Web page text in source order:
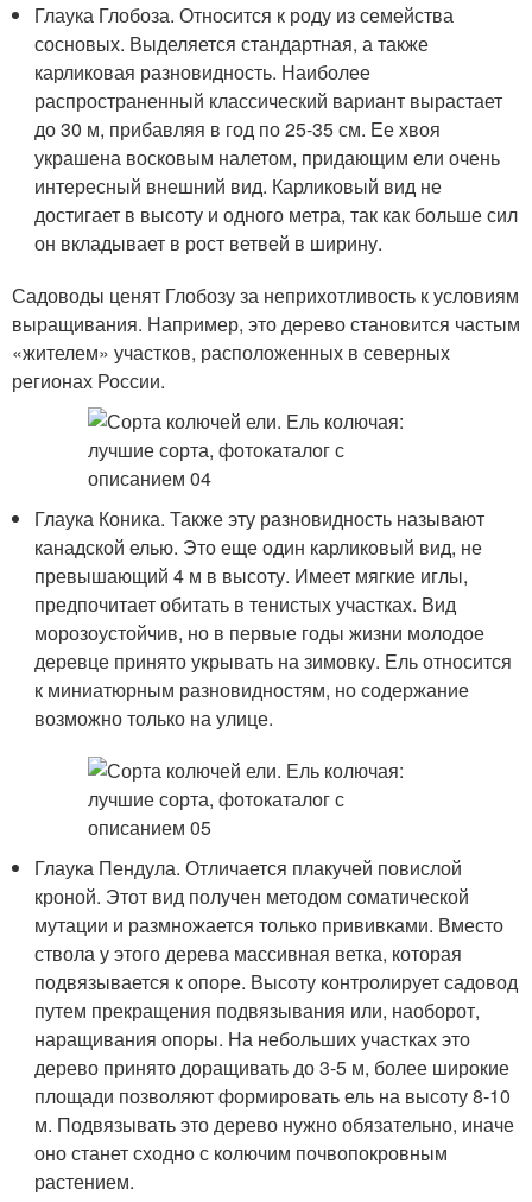
Глаука Глобоза. Относится к роду из семейства
сосновых. Выделяется стандартная, а также
карликовая разновидность. Наиболее
распространенный классический вариант вырастает
до 30 м, прибавляя в год по 25-35 см. Ее хвоя
украшена восковым налетом, придающим ели очень
интересный внешний вид. Карликовый вид не
достигает в высоту и одного метра, так как больше сил
он вкладывает в рост ветвей в ширину.
Садоводы ценят Глобозу за неприхотливость к условиям
выращивания. Например, это дерево становится частым
«жителем» участков, расположенных в северных
регионах России.
Глаука Коника. Также эту разновидность называют
канадской елью. Это еще один карликовый вид, не
превышающий 4 м в высоту. Имеет мягкие иглы,
предпочитает обитать в тенистых участках. Вид
морозоустойчив, но в первые годы жизни молодое
деревце принято укрывать на зимовку. Ель относится
к миниатюрным разновидностям, но содержание
возможно только на улице.
Глаука Пендула. Отличается плакучей повислой
кроной. Этот вид получен методом соматической
мутации и размножается только прививками. Вместо
ствола у этого дерева массивная ветка, которая
подвязывается к опоре. Высоту контролирует садовод
путем прекращения подвязывания или, наоборот,
наращивания опоры. На небольших участках это
дерево принято доращивать до 3-5 м, более широкие
площади позволяют формировать ель на высоту 8-10
м. Подвязывать это дерево нужно обязательно, иначе
оно станет сходно с колючим почвопокровным
растением.